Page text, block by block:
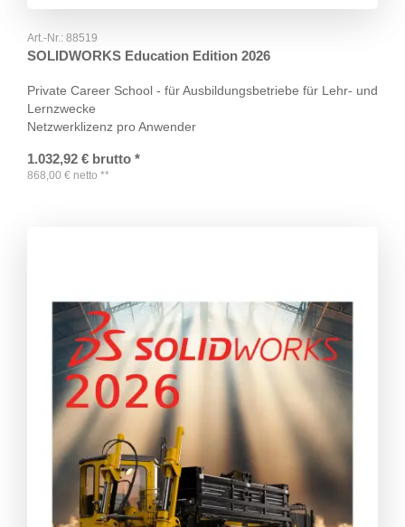
Art.-Nr.: 88519
SOLIDWORKS Education Edition 2026
Private Career School - für Ausbildungsbetriebe für Lehr- und
Lernzwecke
Netzwerklizenz pro Anwender
1.032,92 € brutto *
868,00 € netto **